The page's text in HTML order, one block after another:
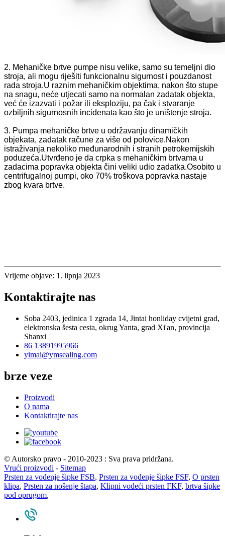
2. Mehaničke brtve pumpe nisu velike, samo su temeljni dio
stroja, ali mogu riješiti funkcionalnu sigurnost i pouzdanost
rada stroja.U raznim mehaničkim objektima, nakon što stupe
na snagu, neće utjecati samo na normalan zadatak objekta,
već će izazvati i požar ili eksploziju, pa čak i stvaranje
ozbiljnih sigurnosnih incidenata kao što je uništenje stroja.
3. Pumpa mehaničke brtve u održavanju dinamičkih
objekata, zadatak račune za više od polovice.Nakon
istraživanja nekoliko međunarodnih i stranih petrokemijskih
poduzeća.Utvrđeno je da crpka s mehaničkim brtvama u
zadacima popravka objekta čini veliki udio zadatka.Osobito u
centrifugalnoj pumpi, oko 70% troškova popravka nastaje
zbog kvara brtve.
Vrijeme objave: 1. lipnja 2023
Kontaktirajte nas
Soba 2403, jedinica 1 zgrada 14, Jintai honliday cvijetni grad,
elektronska šesta cesta, okrug Yanta, grad Xi'an, provincija
Shanxi
86 13891995966
yimai@ymsealing.com
brze veze
Proizvodi
O nama
Kontaktirajte nas
© Autorsko pravo - 2010-2023 : Sva prava pridržana.
Vrući proizvodi - Sitemap
Prsten za vođenje šipke FSB, Prsten za vođenje šipke FSF, O prsten
klipa, Prsten za nošenje štapa, Klipni vodeći prsten FKF, brtva šipke
pod oprugom,